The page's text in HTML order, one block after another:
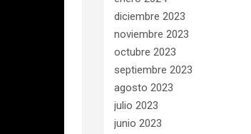
diciembre 2023
noviembre 2023
octubre 2023
septiembre 2023
agosto 2023
julio 2023
junio 2023